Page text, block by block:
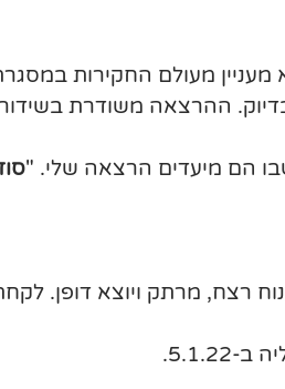
מרצים מתחומים שונים מרצים מדי בוקר הרצאה בת
הם מיעדים הרצאה שלי. "
רצח, מרתק ויוצא דופן.